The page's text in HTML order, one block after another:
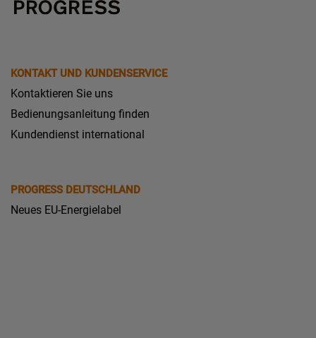
KONTAKT UND KUNDENSERVICE
Kontaktieren Sie uns
Bedienungsanleitung finden
Kundendienst international
PROGRESS DEUTSCHLAND
Neues EU-Energielabel